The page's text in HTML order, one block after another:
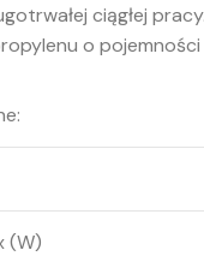
ciągłej
o
(W)